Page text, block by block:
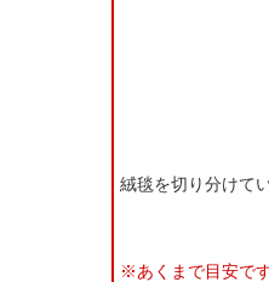
絨毯を切り分けて
※あくまで目安で